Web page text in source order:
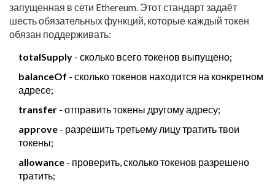
запущенная в сети Ethereum. Этот стандарт задаёт
шесть обязательных функций, которые каждый токен
обязан поддерживать:
totalSupply - сколько всего токенов выпущено;
balanceOf - сколько токенов находится на конкретном
адресе;
transfer - отправить токены другому адресу;
approve - разрешить третьему лицу тратить твои
токены;
allowance - проверить, сколько токенов разрешено
тратить;